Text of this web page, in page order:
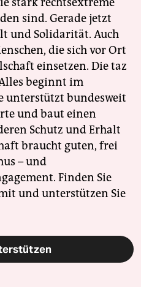
stark rechtsextreme
sind. Gerade jetzt
und Solidarität. Auch
die sich vor Ort
einsetzen. Die taz
beginnt im
unterstützt bundesweit
und baut einen
Schutz und Erhalt
braucht guten, frei
– und
Finden Sie
und unterstützen Sie